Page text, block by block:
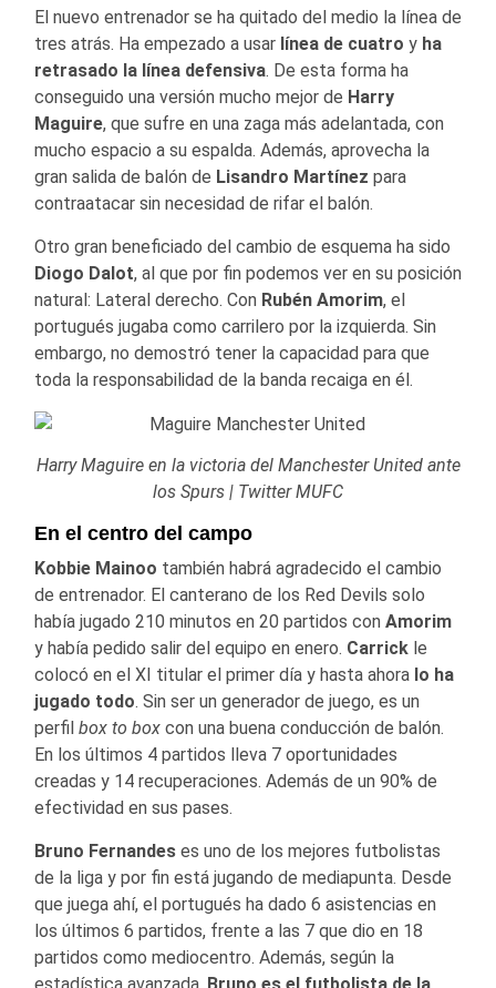
El nuevo entrenador se ha quitado del medio la línea de
tres atrás. Ha empezado a usar línea de cuatro y ha
retrasado la línea defensiva. De esta forma ha
conseguido una versión mucho mejor de Harry
Maguire, que sufre en una zaga más adelantada, con
mucho espacio a su espalda. Además, aprovecha la
gran salida de balón de Lisandro Martínez para
contraatacar sin necesidad de rifar el balón.
Otro gran beneficiado del cambio de esquema ha sido
Diogo Dalot, al que por fin podemos ver en su posición
natural: Lateral derecho. Con Rubén Amorim, el
portugués jugaba como carrilero por la izquierda. Sin
embargo, no demostró tener la capacidad para que
toda la responsabilidad de la banda recaiga en él.
Harry Maguire en la victoria del Manchester United ante
los Spurs | Twitter MUFC
En el centro del campo
Kobbie Mainoo también habrá agradecido el cambio
de entrenador. El canterano de los Red Devils solo
había jugado 210 minutos en 20 partidos con Amorim
y había pedido salir del equipo en enero. Carrick le
colocó en el XI titular el primer día y hasta ahora lo ha
jugado todo. Sin ser un generador de juego, es un
perfil box to box con una buena conducción de balón.
En los últimos 4 partidos lleva 7 oportunidades
creadas y 14 recuperaciones. Además de un 90% de
efectividad en sus pases.
Bruno Fernandes es uno de los mejores futbolistas
de la liga y por fin está jugando de mediapunta. Desde
que juega ahí, el portugués ha dado 6 asistencias en
los últimos 6 partidos, frente a las 7 que dio en 18
partidos como mediocentro. Además, según la
estadística avanzada, Bruno es el futbolista de la